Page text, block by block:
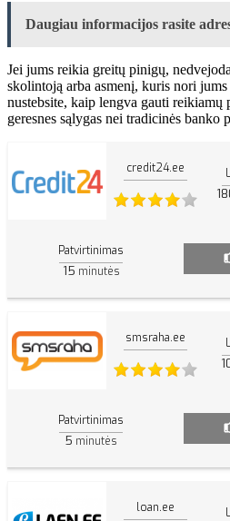
Daugiau informacijos rasite
Jei jums reikia greitų pinigų,
skolintoją arba asmenį, kuris nori
nustebsite, kaip lengva gauti
geresnes sąlygas nei tradicinės banko
credit24.ee
Patvirtinimas
15 minutės
smsraha.ee
Patvirtinimas
5 minutės
loan.ee